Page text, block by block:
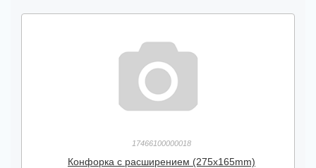
17466100000018
Конфорка с расширением (275x165mm)